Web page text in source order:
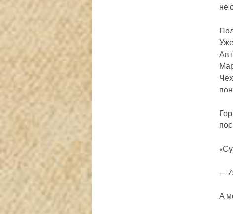
не
—
А